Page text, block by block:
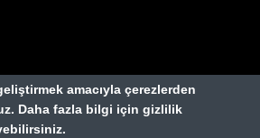
amacıyla çerezlerden
Daha fazla bilgi için gizlilik